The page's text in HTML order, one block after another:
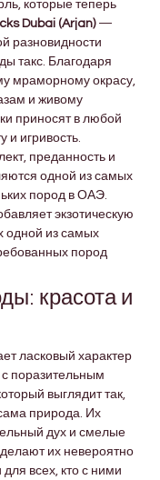
которые теперь
Dubai (Arjan) —
разновидности
такс. Благодаря
мраморному окрасу,
и живому
приносят в любой
и игривость.
преданность и
одной из самых
пород в ОАЭ.
экзотическую
одной из самых
пород
красота и
ласковый характер
поразительным
выглядит так,
природа. Их
дух и смелые
их невероятно
всех, кто с ними